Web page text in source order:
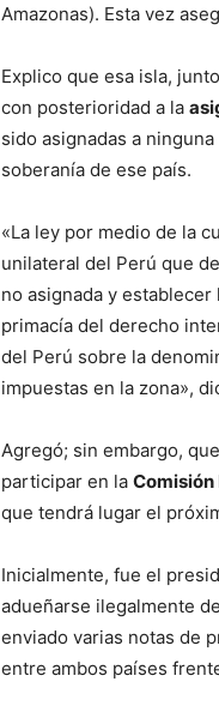
Amazonas). Esta vez
Explico que esa isla,
con posterioridad a la
sido asignadas a
soberanía de ese país.
«La ley por medio de la
unilateral del Perú que
no asignada y
primacía del derecho
del Perú sobre la
impuestas en la zona»,
Agregó; sin embargo,
participar en la
que tendrá lugar el
Inicialmente, fue el
adueñarse ilegalmente
enviado varias notas de
entre ambos países